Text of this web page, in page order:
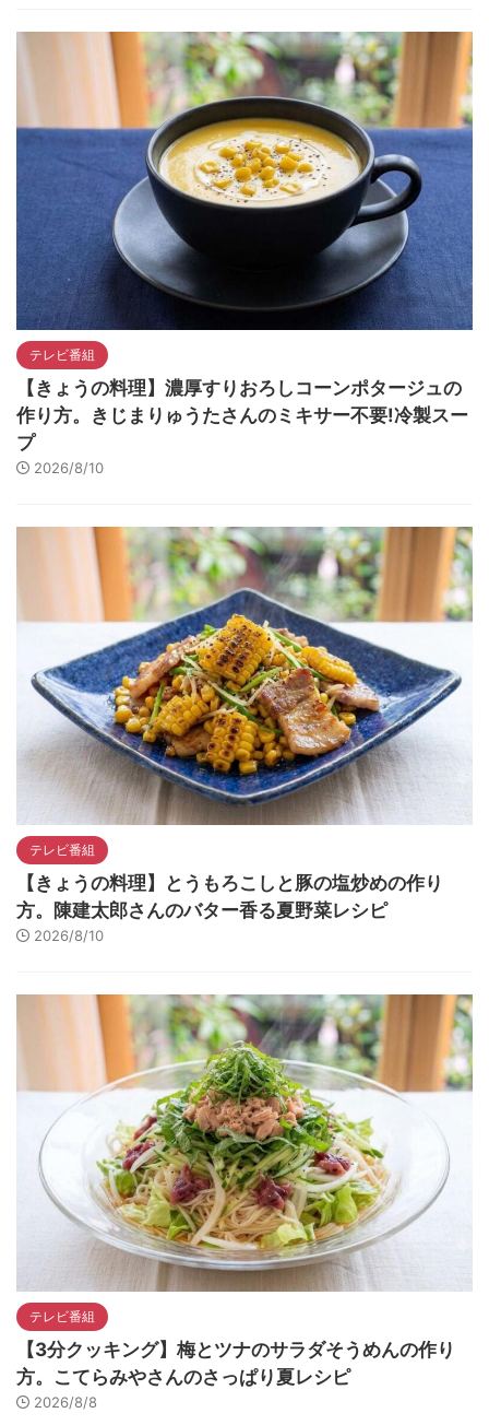
テレビ番組
【きょうの料理】濃厚すりおろしコーンポタージュの
作り方。きじまりゅうたさんのミキサー不要!冷製スー
プ
2026/8/10
テレビ番組
【きょうの料理】とうもろこしと豚の塩炒めの作り
方。陳建太郎さんのバター香る夏野菜レシピ
2026/8/10
テレビ番組
【3分クッキング】梅とツナのサラダそうめんの作り
方。こてらみやさんのさっぱり夏レシピ
2026/8/8